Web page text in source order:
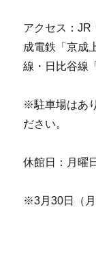
アクセス：JR
成電鉄「京成
線・日比谷線
※駐車場はあ
ださい。
休館日：月曜
※3月30日（